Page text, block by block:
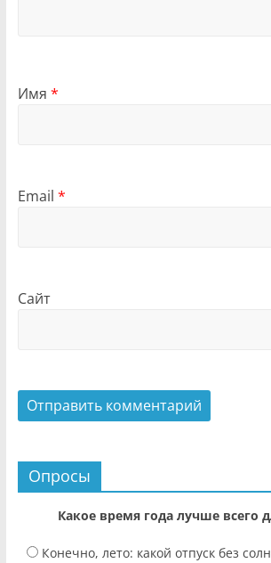
Имя *
Email *
Сайт
Опросы
Какое время года лучше всего
Конечно, лето: какой отпуск без